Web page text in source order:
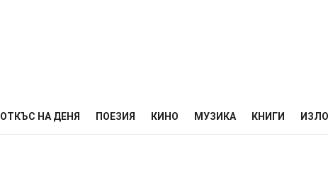
ОТКЪС НА ДЕНЯ ПОЕЗИЯ КИНО МУЗИКА КНИГИ